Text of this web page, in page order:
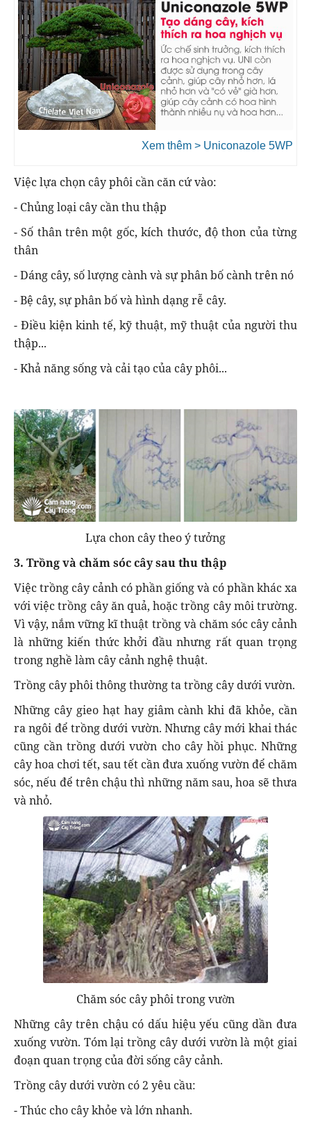
Xem thêm > Uniconazole 5WP
Việc lựa chọn cây phôi cần căn cứ vào:
- Chủng loại cây cần thu thập
- Số thân trên một gốc, kích thước, độ thon của từng
thân
- Dáng cây, số lượng cành và sự phân bố cành trên nó
- Bệ cây, sự phân bố và hình dạng rễ cây.
- Điều kiện kinh tế, kỹ thuật, mỹ thuật của người thu
thập...
- Khả năng sống và cải tạo của cây phôi...
Lựa chon cây theo ý tưởng
3. Trồng và chăm sóc cây sau thu thập
Việc trồng cây cảnh có phần giống và có phần khác xa
với việc trồng cây ăn quả, hoặc trồng cây môi trường.
Vì vậy, nắm vững kĩ thuật trồng và chăm sóc cây cảnh
là những kiến thức khởi đầu nhưng rất quan trọng
trong nghề làm cây cảnh nghệ thuật.
Trồng cây phôi thông thường ta trồng cây dưới vườn.
Những cây gieo hạt hay giâm cành khi đã khỏe, cần
ra ngôi để trồng dưới vườn. Nhưng cây mới khai thác
cũng cần trồng dưới vườn cho cây hồi phục. Những
cây hoa chơi tết, sau tết cần đưa xuống vườn để chăm
sóc, nếu để trên chậu thì những năm sau, hoa sẽ thưa
và nhỏ.
Chăm sóc cây phôi trong vườn
Những cây trên chậu có dấu hiệu yếu cũng dần đưa
xuống vườn. Tóm lại trồng cây dưới vườn là một giai
đoạn quan trọng của đời sống cây cảnh.
Trồng cây dưới vườn có 2 yêu cầu:
- Thúc cho cây khỏe và lớn nhanh.